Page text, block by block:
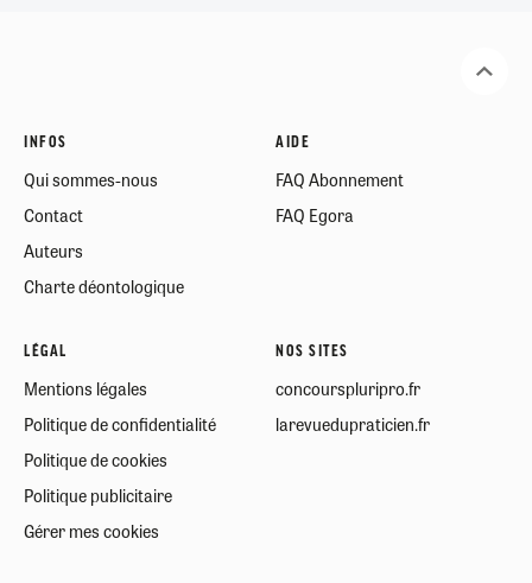
INFOS
Qui sommes-nous
Contact
Auteurs
Charte déontologique
AIDE
FAQ Abonnement
FAQ Egora
LÉGAL
Mentions légales
Politique de confidentialité
Politique de cookies
Politique publicitaire
Gérer mes cookies
NOS SITES
concourspluripro.fr
larevuedupraticien.fr